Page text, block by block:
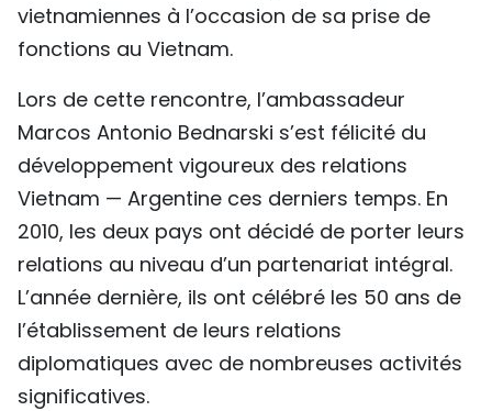
РУССКИЙ
vietnamiennes à l’occasion de sa prise de
fonctions au Vietnam.
Lors de cette rencontre, l’ambassadeur
Marcos Antonio Bednarski s’est félicité du
développement vigoureux des relations
Vietnam — Argentine ces derniers temps. En
2010, les deux pays ont décidé de porter leurs
relations au niveau d’un partenariat intégral.
L’année dernière, ils ont célébré les 50 ans de
l’établissement de leurs relations
diplomatiques avec de nombreuses activités
significatives.